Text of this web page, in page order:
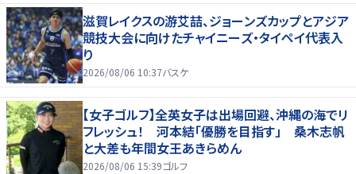
滋賀レイクスの游艾喆、ジョーンズカップとアジア
競技大会に向けたチャイニーズ・タイペイ代表入
り
2026/08/06 10:37バスケ
【女子ゴルフ】全英女子は出場回避、沖縄の海でリ
フレッシュ！ 河本結「優勝を目指す」 桑木志帆
と大差も年間女王あきらめん
2026/08/06 15:39ゴルフ